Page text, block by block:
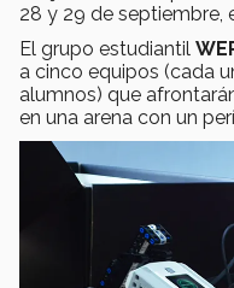
28 y 29 de septiembre,
El grupo estudiantil
a cinco equipos (cada
alumnos) que
en una arena con un